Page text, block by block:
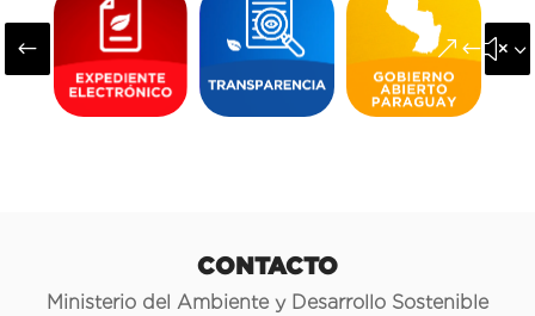
#
CONTACTO
Ministerio del Ambiente y Desarrollo Sostenible